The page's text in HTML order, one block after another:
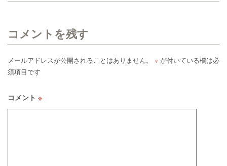
コメントを残す
メールアドレスが公開されることはありません。 ※ が付いている欄は必
須項目です
コメント ※